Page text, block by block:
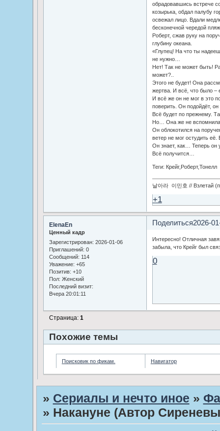
обрадовавшись встрече
козырька, обдал палубу
освежал лицо. Вдали
бесконечной чередой
Роберт, сжав руку на
глубину океана.
«Глупец! На что ты
не нужно…
Нет! Так не может быть!
может?..
Этого не будет! Она
жертва. И всё, что было –
И всё же он не мог в это
поверить. Он подойдёт,
Всё будет по прежнему.
Но… Она же не
Он облокотился на
ветер не мог остудить
Он знает, как… Теперь он
Всё получится…
Теги: Крейг,Роберт,Тонелл
날아라 이민호 // Взлетай
+1
Поделиться2026-
ElenaEn
Ценный кадр
Зарегистрирован: 2026-01-06
Приглашений: 0
Сообщений: 114
Уважение: +65
Позитив: +10
Пол: Женский
Последний визит:
Вчера 20:01:11
Интересно! Отличная
забыла, что Крейг был
0
Страница: 1
Похожие темы
Поисковик по фикам. Навигатор
» Сериалы и нечто иное »
» Накануне (Автор